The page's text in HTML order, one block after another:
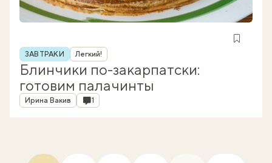
Рубрика
ЗАВТРАКИ Легкий!
Блинчики по-закарпатски:
готовим палачинты
Автор
Ирина Вакив Комментарии
1